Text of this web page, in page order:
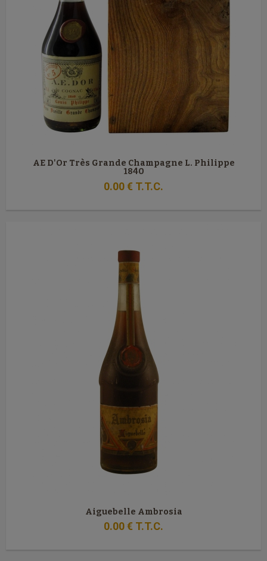
AE D'Or Très Grande Champagne L. Philippe
1840
0.00€ T.T.C.
Aiguebelle Ambrosia
0.00€ T.T.C.